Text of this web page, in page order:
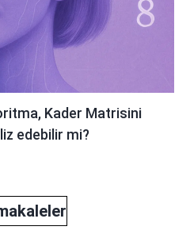
Kader Matrisini
edebilir mi?